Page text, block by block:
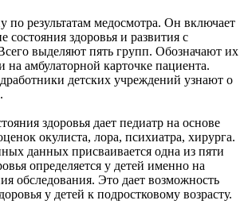
по результатам медосмотра. Он включает
состояния здоровья и развития с
выделяют пять групп. Обозначают их
амбулаторной карточке пациента.
детских учреждений узнают о
здоровья дает педиатр на основе
окулиста, лора, психиатра, хирурга.
данных присваивается одна из пяти
определяется у детей именно на
обследования. Это дает возможность
у детей к подростковому возрасту.